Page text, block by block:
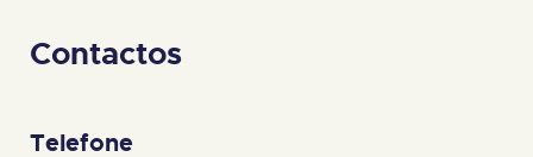
Contactos
Telefone